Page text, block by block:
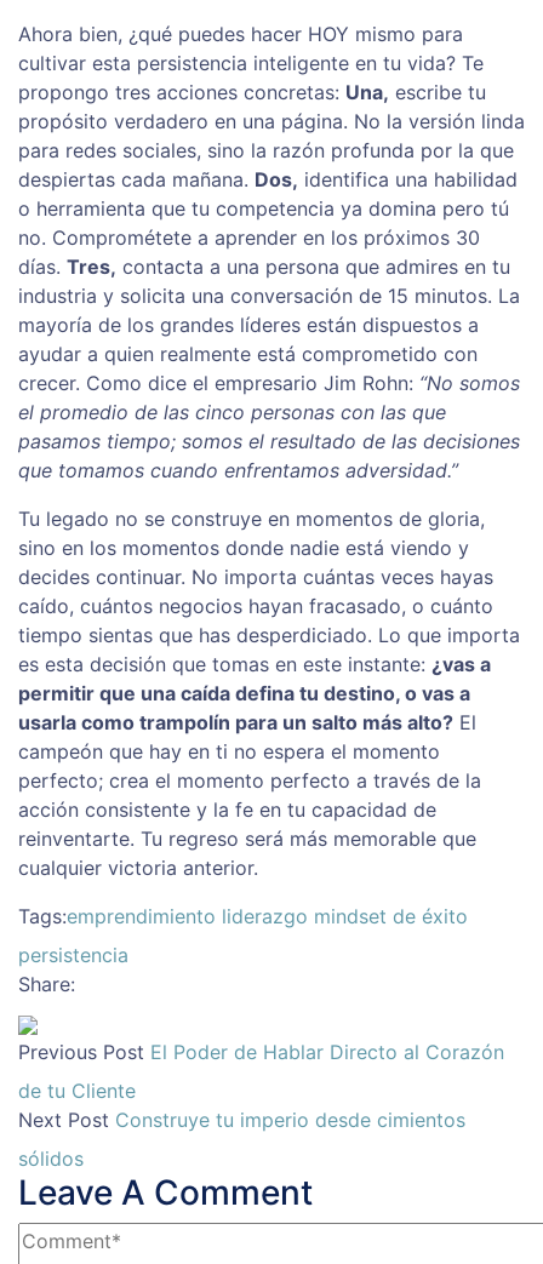
Ahora bien, ¿qué puedes hacer HOY mismo para
cultivar esta persistencia inteligente en tu vida? Te
propongo tres acciones concretas: Una, escribe tu
propósito verdadero en una página. No la versión linda
para redes sociales, sino la razón profunda por la que
despiertas cada mañana. Dos, identifica una habilidad
o herramienta que tu competencia ya domina pero tú
no. Comprométete a aprender en los próximos 30
días. Tres, contacta a una persona que admires en tu
industria y solicita una conversación de 15 minutos. La
mayoría de los grandes líderes están dispuestos a
ayudar a quien realmente está comprometido con
crecer. Como dice el empresario Jim Rohn: “No somos
el promedio de las cinco personas con las que
pasamos tiempo; somos el resultado de las decisiones
que tomamos cuando enfrentamos adversidad.”
Tu legado no se construye en momentos de gloria,
sino en los momentos donde nadie está viendo y
decides continuar. No importa cuántas veces hayas
caído, cuántos negocios hayan fracasado, o cuánto
tiempo sientas que has desperdiciado. Lo que importa
es esta decisión que tomas en este instante: ¿vas a
permitir que una caída defina tu destino, o vas a
usarla como trampolín para un salto más alto? El
campeón que hay en ti no espera el momento
perfecto; crea el momento perfecto a través de la
acción consistente y la fe en tu capacidad de
reinventarte. Tu regreso será más memorable que
cualquier victoria anterior.
Tags:emprendimiento liderazgo mindset de éxito
persistencia
Share:
Previous Post El Poder de Hablar Directo al Corazón
de tu Cliente
Next Post Construye tu imperio desde cimientos
sólidos
Leave A Comment